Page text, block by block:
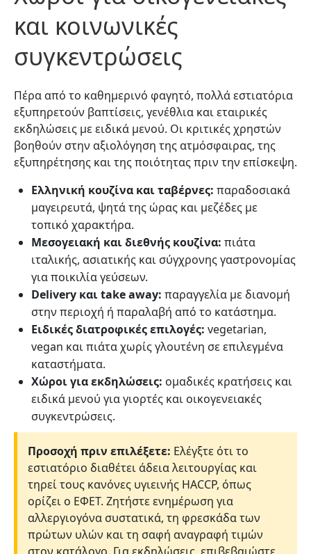
και κοινωνικές
συγκεντρώσεις
Πέρα από το καθημερινό φαγητό, πολλά εστιατόρια
εξυπηρετούν βαπτίσεις, γενέθλια και εταιρικές
εκδηλώσεις με ειδικά μενού. Οι κριτικές χρηστών
βοηθούν στην αξιολόγηση της ατμόσφαιρας, της
εξυπηρέτησης και της ποιότητας πριν την επίσκεψη.
Ελληνική κουζίνα και ταβέρνες: παραδοσιακά
μαγειρευτά, ψητά της ώρας και μεζέδες με
τοπικό χαρακτήρα.
Μεσογειακή και διεθνής κουζίνα: πιάτα
ιταλικής, ασιατικής και σύγχρονης γαστρονομίας
για ποικιλία γεύσεων.
Delivery και take away: παραγγελία με διανομή
στην περιοχή ή παραλαβή από το κατάστημα.
Ειδικές διατροφικές επιλογές: vegetarian,
vegan και πιάτα χωρίς γλουτένη σε επιλεγμένα
καταστήματα.
Χώροι για εκδηλώσεις: ομαδικές κρατήσεις και
ειδικά μενού για γιορτές και οικογενειακές
συγκεντρώσεις.
Προσοχή πριν επιλέξετε: Ελέγξτε ότι το
εστιατόριο διαθέτει άδεια λειτουργίας και
τηρεί τους κανόνες υγιεινής HACCP, όπως
ορίζει ο ΕΦΕΤ. Ζητήστε ενημέρωση για
αλλεργιογόνα συστατικά, τη φρεσκάδα των
πρώτων υλών και τη σαφή αναγραφή τιμών